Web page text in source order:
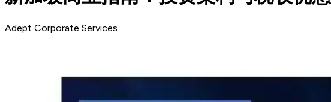
Adept Corporate Services